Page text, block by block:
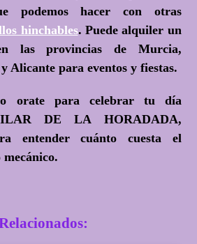
podemos hacer con otras
hinchables. Puede alquiler un
las provincias de Murcia,
Alicante para eventos y fiestas.
orate para celebrar tu día
DE LA HORADADA,
entender cuánto cuesta el